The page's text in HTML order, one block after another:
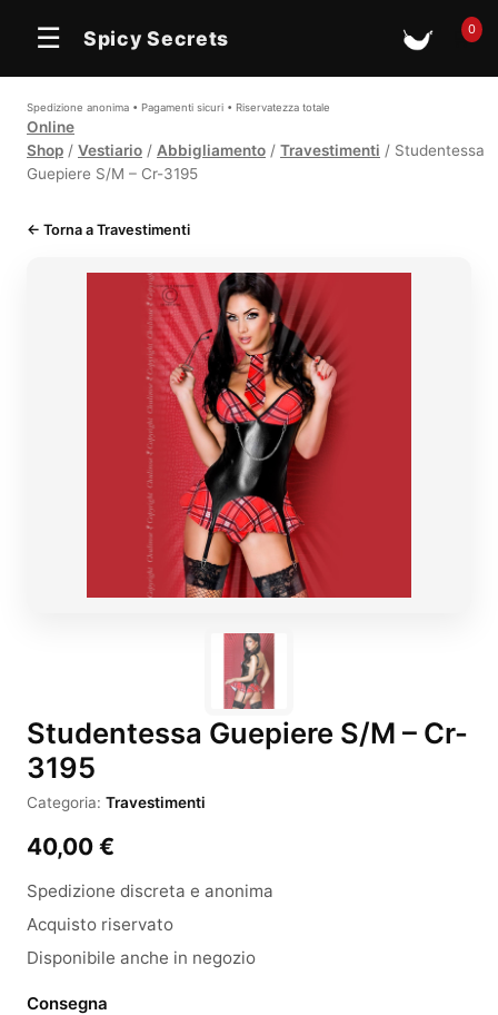
☰ Spicy Secrets 🛒0
Spedizione anonima • Pagamenti sicuri • Riservatezza totale
Online
Shop / Vestiario / Abbigliamento / Travestimenti / Studentessa
Guepiere S/M – Cr-3195
← Torna a Travestimenti
Studentessa Guepiere S/M – Cr-
3195
Categoria: Travestimenti
40,00 €
Spedizione discreta e anonima
Acquisto riservato
Disponibile anche in negozio
Consegna